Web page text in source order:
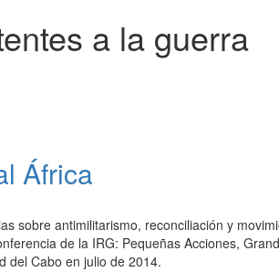
a la guerra
África
sobre antimilitarismo, reconciliación y
de la IRG: Pequeñas Acciones,
del Cabo en julio de 2014.